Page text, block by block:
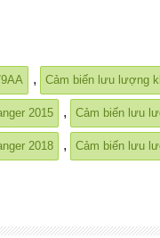
, Cảm biến lưu lượng
2015 , Cảm biến lưu
2018 , Cảm biến lưu